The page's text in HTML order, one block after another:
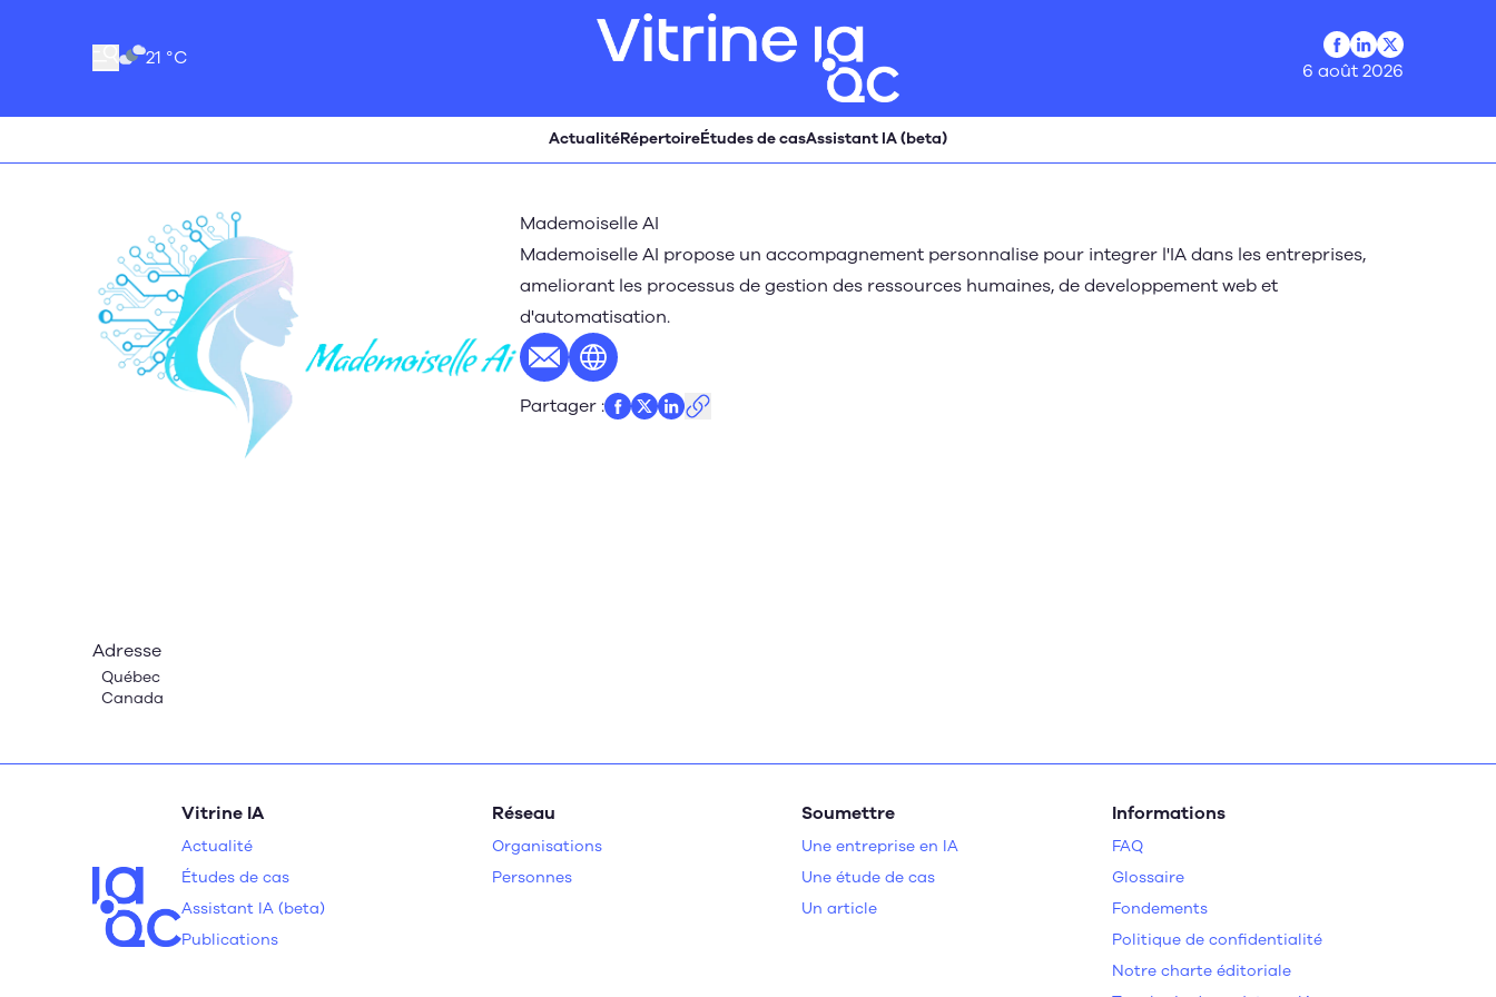
21 °C
Profil Facebook
Profil LinkedIn
Profil Twitter
6 août 2026
ActualitéRépertoireÉtudes de casAssistant IA (beta)
Mademoiselle AI
Mademoiselle AI propose un accompagnement personnalise pour integrer l'IA dans les entreprises,
ameliorant les processus de gestion des ressources humaines, de developpement web et
d'automatisation.
E-mailSite web
Partager :
Adresse
Québec
Canada
Vitrine IA
Actualité
Études de cas
Assistant IA (beta)
Publications
Réseau
Organisations
Personnes
Soumettre
Une entreprise en IA
Une étude de cas
Un article
Informations
FAQ
Glossaire
Fondements
Politique de confidentialité
Notre charte éditoriale